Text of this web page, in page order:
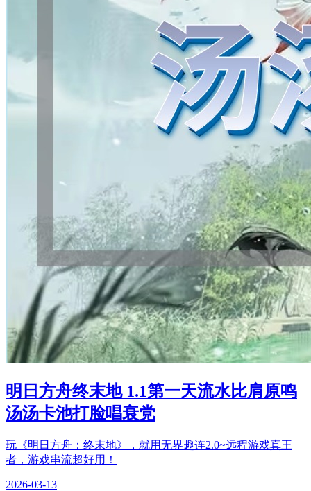
明日方舟终末地 1.1第一天流水比肩原鸣
汤汤卡池打脸唱衰党
玩《明日方舟：终末地》，就用无界趣连2.0~远程游戏真王
者，游戏串流超好用！
2026-03-13